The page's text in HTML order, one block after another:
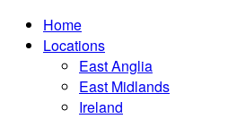
Home
Locations
East Anglia
East Midlands
Ireland